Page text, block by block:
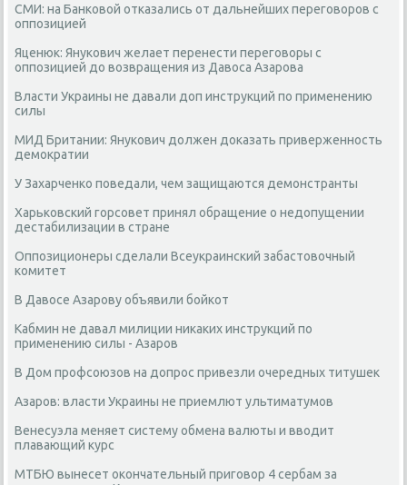
СМИ: на Банковой отказались от дальнейших переговоров с
оппозицией
Яценюк: Янукович желает перенести переговоры с
оппозицией до возвращения из Давоса Азарова
Власти Украины не давали доп инструкций по применению
силы
МИД Британии: Янукович должен доказать приверженность
демократии
У Захарченко поведали, чем защищаются демонстранты
Харьковский горсовет принял обращение о недопущении
дестабилизации в стране
Оппозиционеры сделали Всеукраинский забастовочный
комитет
В Давосе Азарову объявили бойкот
Кабмин не давал милиции никаких инструкций по
применению силы - Азаров
В Дом профсоюзов на допрос привезли очередных титушек
Азаров: власти Украины не приемлют ультиматумов
Венесуэла меняет систему обмена валюты и вводит
плавающий курс
МТБЮ вынесет окончательный приговор 4 сербам за